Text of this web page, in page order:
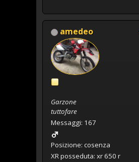
amedeo
Garzone
tuttofare
Messaggi: 167
Posizione: cosenza
XR posseduta: xr 650 r